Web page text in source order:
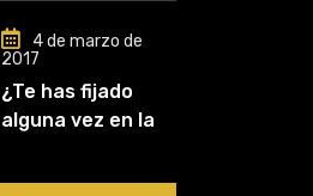
4 de marzo de
2017
¿Te has fijado
alguna vez en las
luchadores?